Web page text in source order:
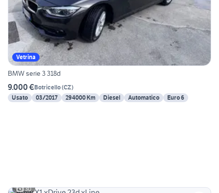
Vetrina
BMW serie 3 318d
9.000 €Botricello(CZ)
Usato
03/2017 294000 Km Diesel Automatico Euro 6
30